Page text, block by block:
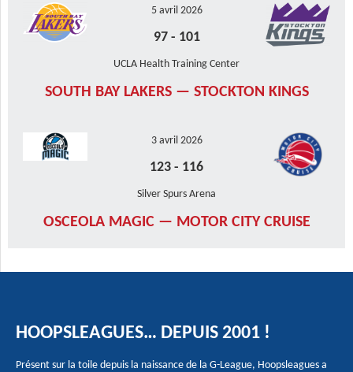
5 avril 2026
97- 101
UCLA Health Training Center
SOUTH BAY LAKERS — STOCKTON KINGS
3 avril 2026
123 - 116
Silver Spurs Arena
OSCEOLA MAGIC — MOTOR CITY CRUISE
HOOPSLEAGUES… DEPUIS 2001 !
Présent sur la toile depuis la naissance de la G-League, Hoopsleagues a